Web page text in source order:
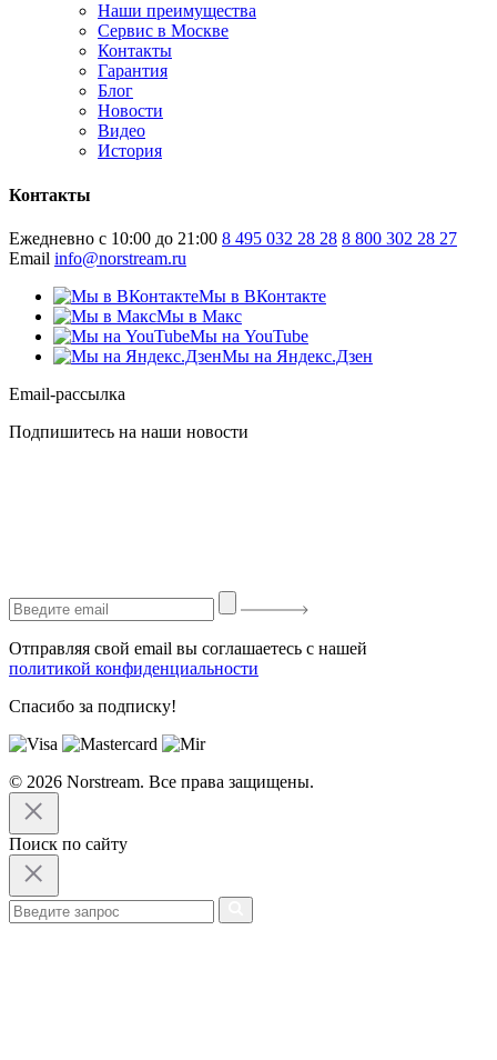
Наши преимущества
Сервис в Москве
Контакты
Гарантия
Блог
Новости
Видео
История
Контакты
Ежедневно с 10:00 до 21:00 8 495 032 28 28 8 800 302 28 27
Email info@norstream.ru
Мы в ВКонтакте
Мы в Макс
Мы на YouTube
Мы на Яндекс.Дзен
Email-рассылка
Подпишитесь на наши новости
Отправляя свой email вы соглашаетесь с нашей
политикой конфиденциальности
Спасибо за подписку!
© 2026 Norstream. Все права защищены.
Поиск по сайту